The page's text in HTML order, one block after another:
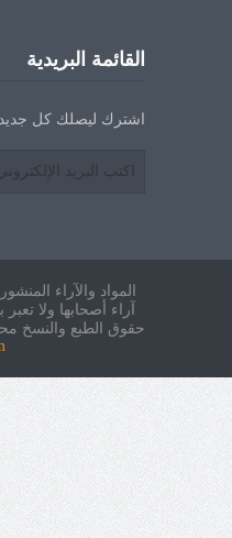
القائمة البريدية
اشترك ليصلك كل جديد.
المواد والآراء
آراء أصحابها ولا
حقوق الطبع والنسخ